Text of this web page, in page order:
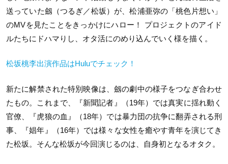
送っていた劔（つるぎ／松坂）が、松浦亜弥の「桃色片想い」
のMVを見たことをきっかけにハロー！ プロジェクトのアイド
ルたちにドハマりし、オタ活にのめり込んでいく様を描く。
松坂桃李出演作品はHuluでチェック！
新たに解禁された特別映像は、劔の劇中の様子をつなぎ合わせ
たもの。これまで、『新聞記者』（19年）では真実に揺れ動く
官僚、『虎狼の血』（18年）では暴力団の抗争に翻弄される刑
事、『娼年』（16年）では様々な女性を癒やす青年を演じてき
た松坂。そんな松坂が今回演じるのは、自身初となるオタク。